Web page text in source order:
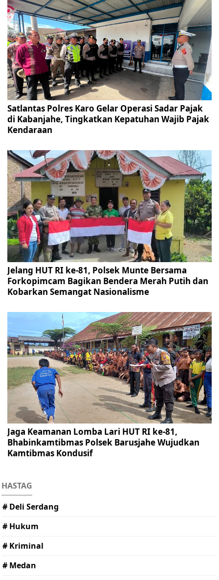
Satlantas Polres Karo Gelar Operasi Sadar Pajak
di Kabanjahe, Tingkatkan Kepatuhan Wajib Pajak
Kendaraan
Jelang HUT RI ke-81, Polsek Munte Bersama
Forkopimcam Bagikan Bendera Merah Putih dan
Kobarkan Semangat Nasionalisme
Jaga Keamanan Lomba Lari HUT RI ke-81,
Bhabinkamtibmas Polsek Barusjahe Wujudkan
Kamtibmas Kondusif
HASTAG
# Deli Serdang
# Hukum
# Kriminal
# Medan